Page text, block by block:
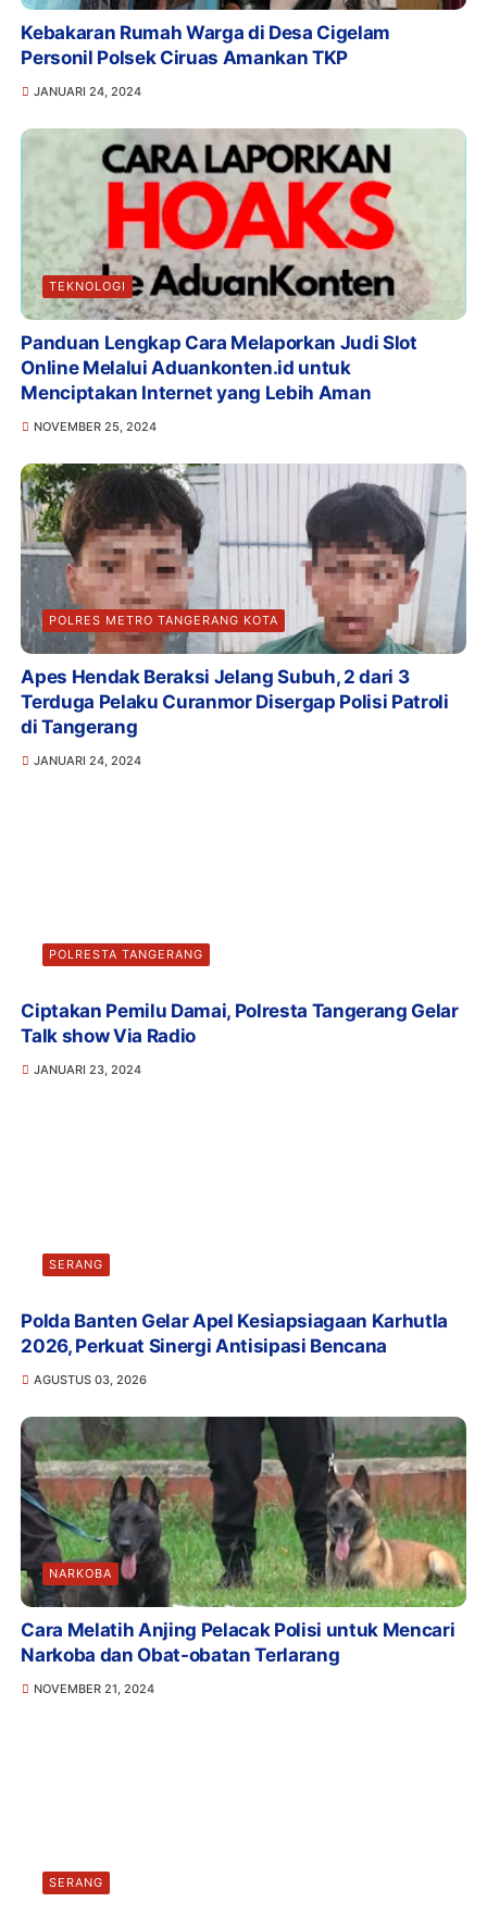
Kebakaran Rumah Warga di Desa Cigelam
Personil Polsek Ciruas Amankan TKP
JANUARI 24, 2024
TEKNOLOGI
Panduan Lengkap Cara Melaporkan Judi Slot
Online Melalui Aduankonten.id untuk
Menciptakan Internet yang Lebih Aman
NOVEMBER 25, 2024
POLRES METRO TANGERANG KOTA
Apes Hendak Beraksi Jelang Subuh, 2 dari 3
Terduga Pelaku Curanmor Disergap Polisi Patroli
di Tangerang
JANUARI 24, 2024
POLRESTA TANGERANG
Ciptakan Pemilu Damai, Polresta Tangerang Gelar
Talk show Via Radio
JANUARI 23, 2024
SERANG
Polda Banten Gelar Apel Kesiapsiagaan Karhutla
2026, Perkuat Sinergi Antisipasi Bencana
AGUSTUS 03, 2026
NARKOBA
Cara Melatih Anjing Pelacak Polisi untuk Mencari
Narkoba dan Obat-obatan Terlarang
NOVEMBER 21, 2024
SERANG